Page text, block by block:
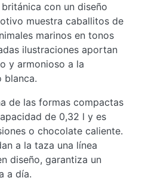
con un diseño
muestra caballitos de
marinos en tonos
ilustraciones aportan
y armonioso a la
blanca.
de las formas compactas
de 0,32 l y es
o chocolate caliente.
a la taza una línea
diseño, garantiza un
a día.